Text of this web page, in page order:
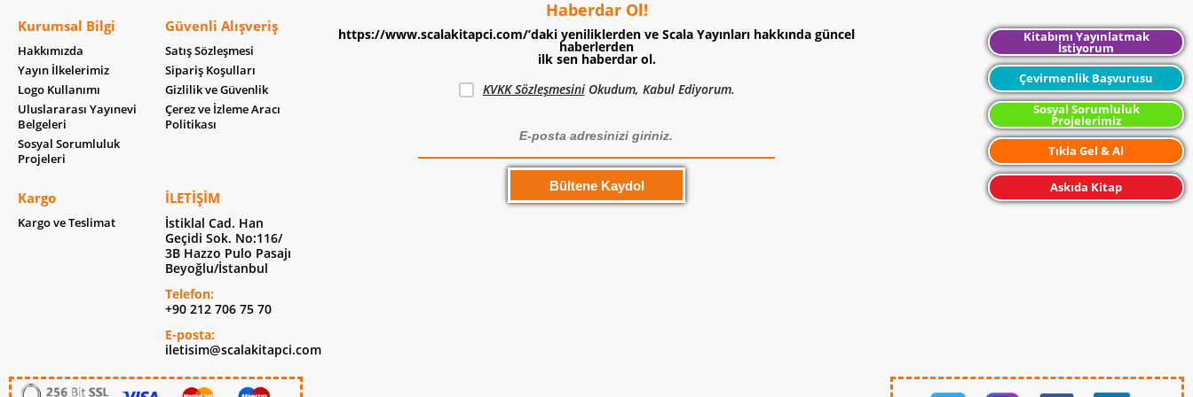
Kurumsal Bilgi
Hakkımızda
Yayın İlkelerimiz
Logo Kullanımı
Uluslararası Yayınevi
Belgeleri
Sosyal Sorumluluk
Projeleri
Güvenli Alışveriş
Satış Sözleşmesi
Sipariş Koşulları
Gizlilik ve Güvenlik
Çerez ve İzleme Aracı
Politikası
Kargo
Kargo ve Teslimat
İLETIŞIM
İstiklal Cad. Han
Geçidi Sok. No:116/
3B Hazzo Pulo Pasajı
Beyoğlu/İstanbul
Telefon:
+90 212 706 75 70
E-posta:
iletisim@scalakitapci.com
Haberdar Ol!
https://www.scalakitapci.com/’daki yeniliklerden ve Scala Yayınları hakkında güncel
haberlerden
ilk sen haberdar ol.
KVKK SözleşmesiniOkudum, Kabul Ediyorum.
Kitabımı Yayınlatmak
İstiyorum
Çevirmenlik Başvurusu
Sosyal Sorumluluk
Projelerimiz
Tıkla Gel & Al
Askıda Kitap